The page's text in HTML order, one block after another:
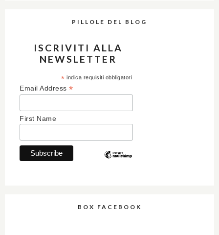
PILLOLE DEL BLOG
ISCRIVITI ALLA
NEWSLETTER
* indica requisiti obbligatori
Email Address *
First Name
BOX FACEBOOK